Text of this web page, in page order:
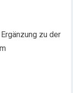
zu der